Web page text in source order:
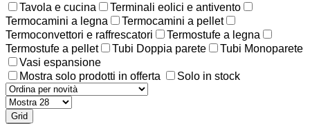
Tavola e cucina
Terminali eolici e antivento
Termocamini a legna
Termocamini a pellet
Termoconvettori e raffrescatori
Termostufe a legna
Termostufe a pellet
Tubi Doppia parete
Tubi Monoparete
Vasi espansione
Mostra solo prodotti in offerta
Solo in stock
Grid